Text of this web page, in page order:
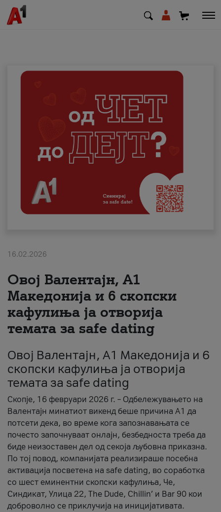
Деловни
Поддршка
Надополни кредит
Плати сметка
#ПодобарОнлајн
16.02.2026
Овој Валентајн, A1
Македонија и 6 скопски
кафулиња ја отворија
темата за safe dating
Овој Валентајн, A1 Македонија и 6
скопски кафулиња ја отворија
темата за safe dating
Скопје, 16 февруари 2026 г. – Одбележувањето на
Валентајн минатиот викенд беше причина А1 да
потсети дека, во време кога запознавањата се
почесто започнуваат онлајн, безбедноста треба да
биде неизоставен дел од секоја љубовна приказна.
По тој повод, компанијата реализираше посебна
активација посветена на safe dating, во соработка
со шест еминентни скопски кафулиња, Че,
Синдикат, Улица 22, The Dude, Chillin’ и Bar 90 кои
доброволно се приклучија на иницијативата.